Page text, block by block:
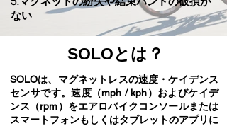
ない
SOLOとは？
SOLOは、マグネットレスの速度・ケイデンス
センサです。速度（mph / kph）およびケイデ
ンス（rpm）をエアロバイクコンソールまたは
スマートフォンもしくはタブレットのアプリに